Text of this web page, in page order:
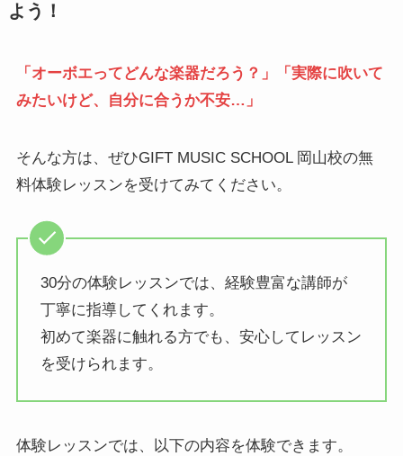
よう！
「オーボエってどんな楽器だろう？」「実際に吹いて
みたいけど、自分に合うか不安…」
そんな方は、ぜひGIFT MUSIC SCHOOL 岡山校の無
料体験レッスンを受けてみてください。
30分の体験レッスンでは、経験豊富な講師が
丁寧に指導してくれます。
初めて楽器に触れる方でも、安心してレッスン
を受けられます。
体験レッスンでは、以下の内容を体験できます。